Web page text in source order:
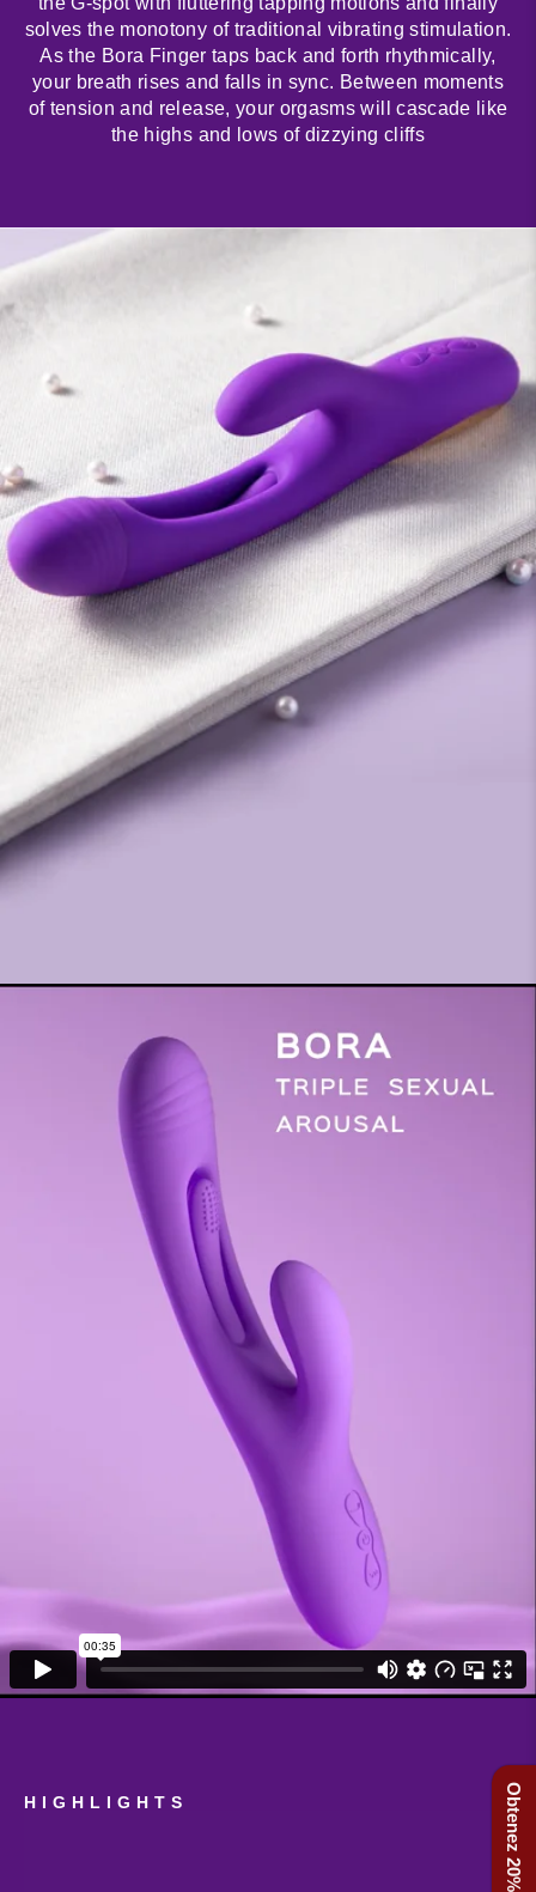
solves the monotony of traditional vibrating stimulation.
As the Bora Finger taps back and forth rhythmically,
your breath rises and falls in sync. Between moments
of tension and release, your orgasms will cascade like
the highs and lows of dizzying cliffs
HIGHLIGHTS